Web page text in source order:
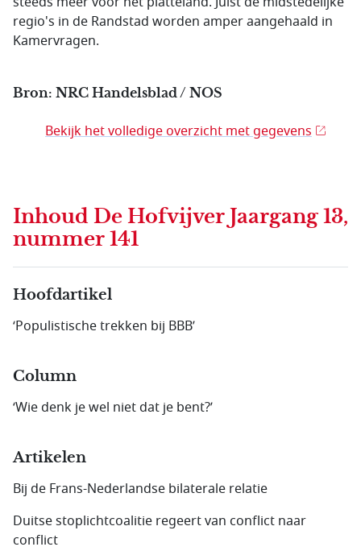
regio's in de Randstad worden amper aangehaald in
Kamervragen.
Bron: NRC Handelsblad / NOS
Bekijk het volledige overzicht met gegevens
Inhoud De Hofvijver Jaargang 13,
nummer 141
Hoofdartikel
‘Populistische trekken bij BBB’
Column
‘Wie denk je wel niet dat je bent?’
Artikelen
Bij de Frans-Nederlandse bilaterale relatie
Duitse stoplichtcoalitie regeert van conflict naar
conflict